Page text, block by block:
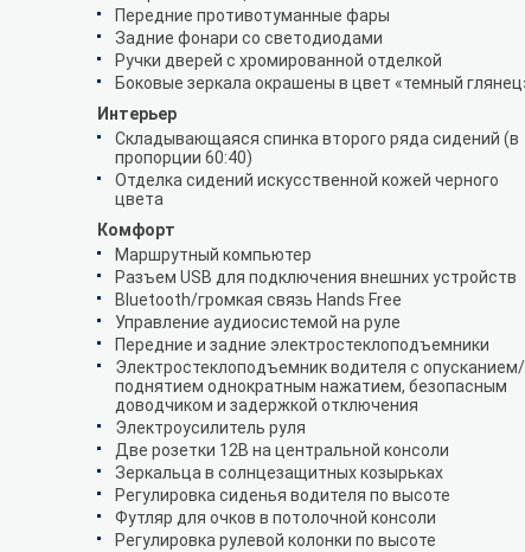
Передние противотуманные фары
Задние фонари со светодиодами
Ручки дверей с хромированной отделкой
Боковые зеркала окрашены в цвет «темный
Интерьер
Складывающаяся спинка второго ряда сидений (в
пропорции 60:40)
Отделка сидений искусственной кожей черного
цвета
Комфорт
Маршрутный компьютер
Разъем USB для подключения внешних устройств
Bluetooth/громкая связь Hands Free
Управление аудиосистемой на руле
Передние и задние электростеклоподъемники
Электростеклоподъемник водителя с опусканием/
поднятием однократным нажатием, безопасным
доводчиком и задержкой отключения
Электроусилитель руля
Две розетки 12В на центральной консоли
Зеркальца в солнцезащитных козырьках
Регулировка сиденья водителя по высоте
Футляр для очков в потолочной консоли
Регулировка рулевой колонки по высоте